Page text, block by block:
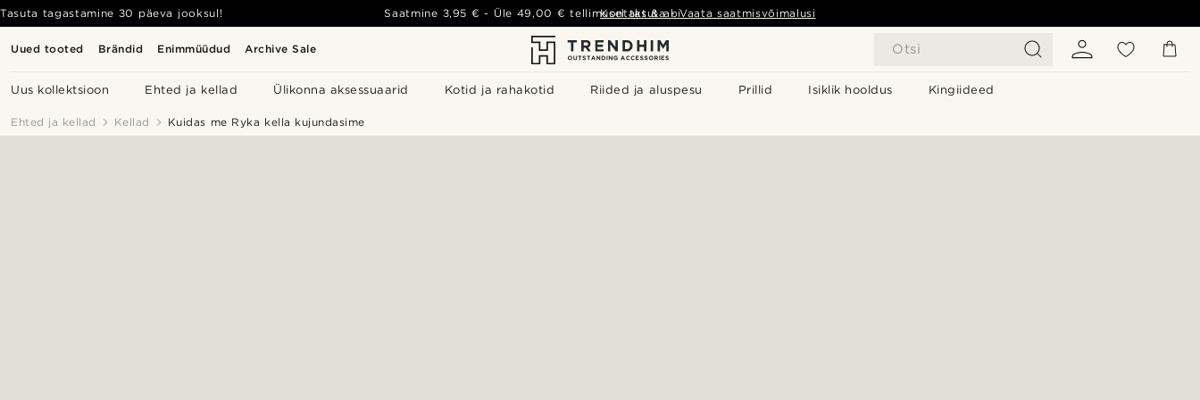
Uued tooted Brändid Enimmüüdud Archive Sale Otsi
Uus kollektsioon Ehted ja kellad Ülikonna aksessuaarid Kotid ja rahakotid Riided ja aluspesu Prillid Isiklik hooldus Kingiideed
Tasuta tagastamine 30 päeva jooksul! Saatmine 3,95 € - Üle 49,00 € tellimusel tasuta- Vaata saatmisvõimalusi
Kontakt & abi
Ehted ja kellad Kellad Kuidas me Ryka kella kujundasime